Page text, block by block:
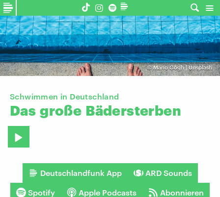
©Mario Gogh | Unsplash
Schwimmen in Deutschland
Das große Bädersterben
Deutschlandfunk App ARD Sounds
Spotify Apple Podcasts Abonnieren